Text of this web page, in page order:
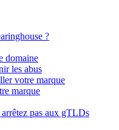
?
domaine
les abus
votre marque
marque
pas aux gTLDs